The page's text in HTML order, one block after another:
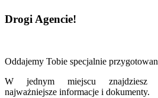
Drogi Agencie!
Oddajemy Tobie specjalnie
W jednym miejscu znajdziesz
najważniejsze informacje i dokumenty.